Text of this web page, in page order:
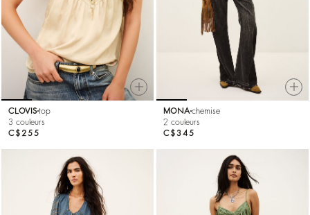
CLOVIStop
3 couleurs
C$255
MONA chemise
2 couleurs
C$345